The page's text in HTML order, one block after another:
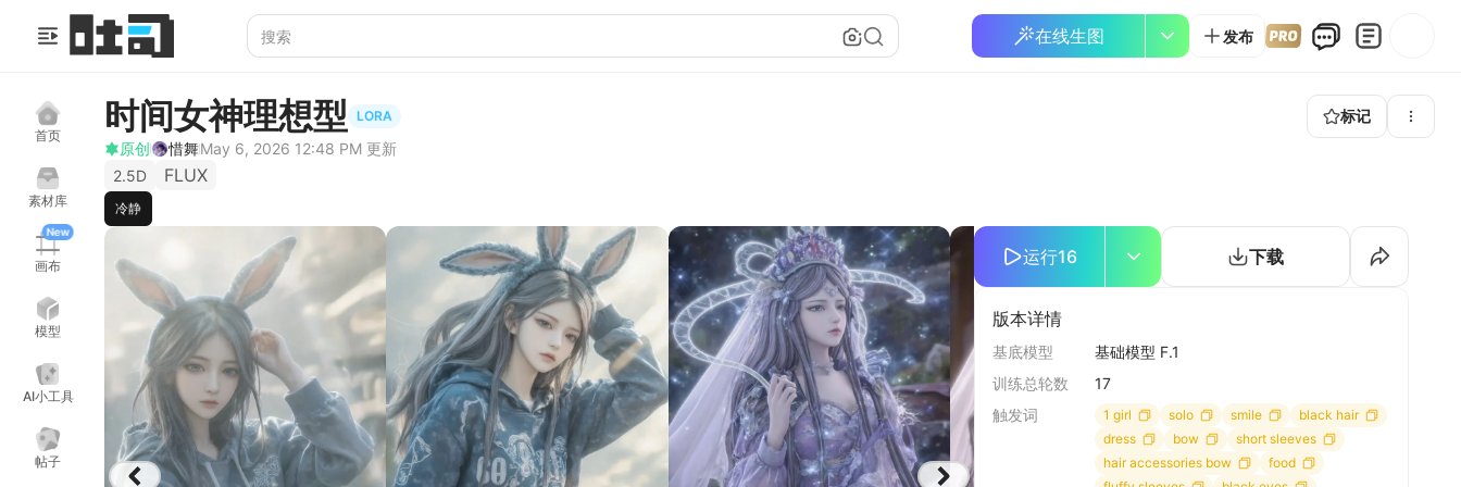
在线生图 发布
首页
素材库
New
画布
模型
AI小工具
帖子
时间女神理想型 LORA
标记
原创
惜舞May 6, 2026 12:48 PM 更新
2.5D
FLUX
冷静
运行16 下载
版本详情
基底模型
基础模型 F.1
训练总轮数
17
触发词
1 girl solo smile
black hair
dress
bow
short sleeves
hair accessories bow
food